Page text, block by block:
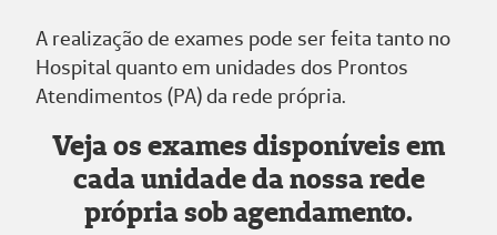
A realização de exames pode ser feita tanto no
Hospital quanto em unidades dos Prontos
Atendimentos (PA) da rede própria.
Veja os exames disponíveis em
cada unidade da nossa rede
própria sob agendamento.